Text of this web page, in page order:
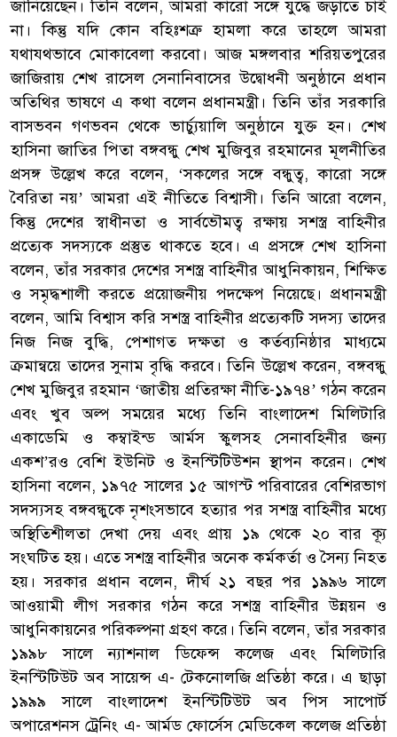
জানিয়েছেন। তিনি বলেন, আমরা কারো সঙ্গে যুদ্ধে জড়াতে চাই
না। কিন্তু যদি কোন বহিঃশত্রু হামলা করে তাহলে আমরা
যথাযথভাবে মোকাবেলা করবো। আজ মঙ্গলবার শরিয়তপুরের
জাজিরায় শেখ রাসেল সেনানিবাসের উদ্বোধনী অনুষ্ঠানে প্রধান
অতিথির ভাষণে এ কথা বলেন প্রধানমন্ত্রী। তিনি তাঁর সরকারি
বাসভবন গণভবন থেকে ভার্চ্যুয়ালি অনুষ্ঠানে যুক্ত হন। শেখ
হাসিনা জাতির পিতা বঙ্গবন্ধু শেখ মুজিবুর রহমানের মূলনীতির
প্রসঙ্গ উল্লেখ করে বলেন, ‘সকলের সঙ্গে বন্ধুত্ব, কারো সঙ্গে
বৈরিতা নয়’ আমরা এই নীতিতে বিশ্বাসী। তিনি আরো বলেন,
কিন্তু দেশের স্বাধীনতা ও সার্বভৌমত্ব রক্ষায় সশস্ত্র বাহিনীর
প্রত্যেক সদস্যকে প্রস্তুত থাকতে হবে। এ প্রসঙ্গে শেখ হাসিনা
বলেন, তাঁর সরকার দেশের সশস্ত্র বাহিনীর আধুনিকায়ন, শিক্ষিত
ও সমৃদ্ধশালী করতে প্রয়োজনীয় পদক্ষেপ নিয়েছে। প্রধানমন্ত্রী
বলেন, আমি বিশ্বাস করি সশস্ত্র বাহিনীর প্রত্যেকটি সদস্য তাদের
নিজ নিজ বুদ্ধি, পেশাগত দক্ষতা ও কর্তব্যনিষ্ঠার মাধ্যমে
ক্রমান্বয়ে তাদের সুনাম বৃদ্ধি করবে। তিনি উল্লেখ করেন, বঙ্গবন্ধু
শেখ মুজিবুর রহমান ‘জাতীয় প্রতিরক্ষা নীতি-১৯৭৪’ গঠন করেন
এবং খুব অল্প সময়ের মধ্যে তিনি বাংলাদেশ মিলিটারি
একাডেমি ও কম্বাইন্ড আর্মস স্কুলসহ সেনাবহিনীর জন্য
একশ’রও বেশি ইউনিট ও ইনস্টিটিউশন স্থাপন করেন। শেখ
হাসিনা বলেন, ১৯৭৫ সালের ১৫ আগস্ট পরিবারের বেশিরভাগ
সদস্যসহ বঙ্গবন্ধুকে নৃশংসভাবে হত্যার পর সশস্ত্র বাহিনীর মধ্যে
অস্থিতিশীলতা দেখা দেয় এবং প্রায় ১৯ থেকে ২০ বার ক্যূ
সংঘটিত হয়। এতে সশস্ত্র বাহিনীর অনেক কর্মকর্তা ও সৈন্য নিহত
হয়। সরকার প্রধান বলেন, দীর্ঘ ২১ বছর পর ১৯৯৬ সালে
আওয়ামী লীগ সরকার গঠন করে সশস্ত্র বাহিনীর উন্নয়ন ও
আধুনিকায়নের পরিকল্পনা গ্রহণ করে। তিনি বলেন, তাঁর সরকার
১৯৯৮ সালে ন্যাশনাল ডিফেন্স কলেজ এবং মিলিটারি
ইনস্টিটিউট অব সায়েন্স এ- টেকনোলজি প্রতিষ্ঠা করে। এ ছাড়া
১৯৯৯ সালে বাংলাদেশ ইনস্টিটিউট অব পিস সাপোর্ট
অপারেশনস ট্রেনিং এ- আর্মড ফোর্সেস মেডিকেল কলেজ প্রতিষ্ঠা